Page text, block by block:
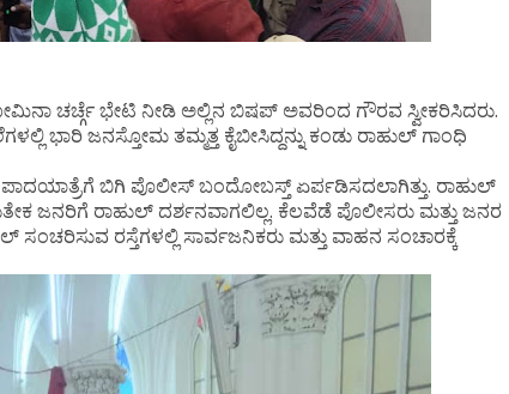
ಚರ್ಚ್ಗೆ ಭೇಟಿ ನೀಡಿ ಅಲ್ಲಿನ ಬಿಷಪ್ ಅವರಿಂದ ಗೌರವ ಸ್ವೀಕರಿಸಿದರು.
ಭಾರಿ ಜನಸ್ತೋಮ ತಮ್ಮತ್ತ ಕೈಬೀಸಿದ್ದನ್ನು ಕಂಡು ರಾಹುಲ್ ಗಾಂಧಿ
ಬಿಗಿ ಪೊಲೀಸ್ ಬಂದೋಬಸ್ತ್ ಏರ್ಪಡಿಸದಲಾಗಿತ್ತು. ರಾಹುಲ್
ಜನರಿಗೆ ರಾಹುಲ್ ದರ್ಶನವಾಗಲಿಲ್ಲ. ಕೆಲವೆಡೆ ಪೊಲೀಸರು ಮತ್ತು ಜನರ
ಸಂಚರಿಸುವ ರಸ್ತೆಗಳಲ್ಲಿ ಸಾರ್ವಜನಿಕರು ಮತ್ತು ವಾಹನ ಸಂಚಾರಕ್ಕೆ